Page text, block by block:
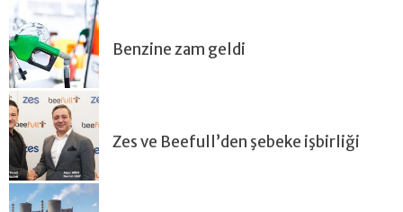
Benzine zam geldi
Zes ve Beefull’den şebeke işbirliği